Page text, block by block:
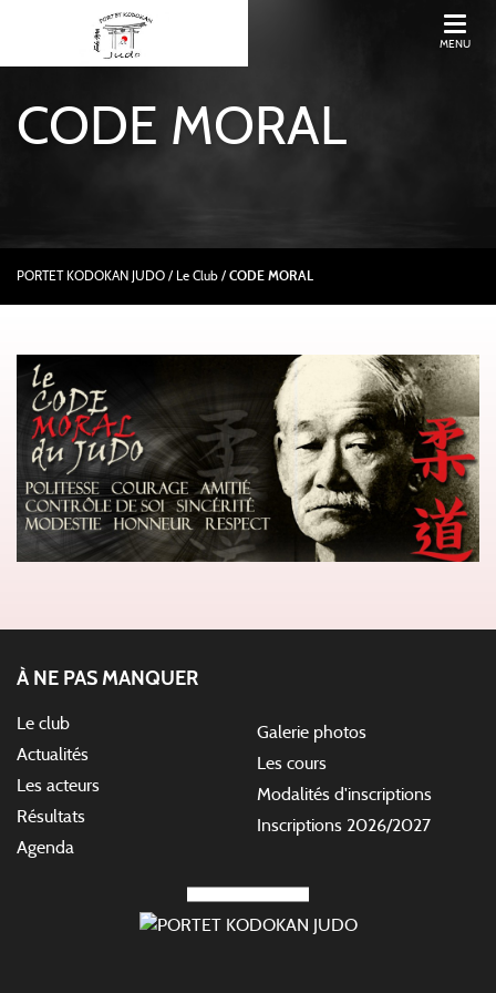
MENU
CODE MORAL
PORTET KODOKAN JUDO / Le Club / CODE MORAL
À NE PAS MANQUER
Le club
Actualités
Les acteurs
Résultats
Agenda
Galerie photos
Les cours
Modalités d'inscriptions
Inscriptions 2026/2027